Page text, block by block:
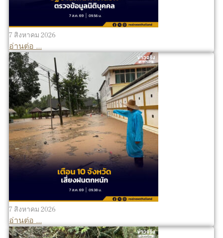
7 สิงหาคม 2026
อ่านต่อ ...
7 สิงหาคม 2026
อ่านต่อ ...